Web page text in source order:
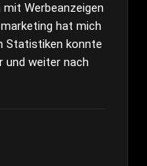
Werbeanzeigen
hat mich
Statistiken konnte
und weiter nach